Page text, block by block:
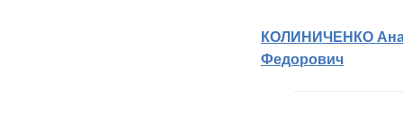
КОЛИНИЧЕНКО
Федорович